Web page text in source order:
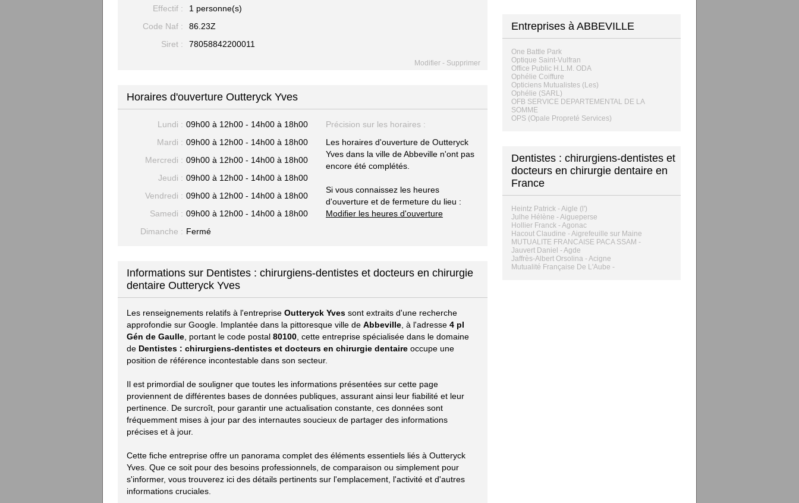
Effectif :
1 personne(s)
Code Naf :
86.23Z
Siret :
78058842200011
Modifier - Supprimer
Horaires d'ouverture Outteryck Yves
Lundi : 09h00 à 12h00 - 14h00 à 18h00
Mardi : 09h00 à 12h00 - 14h00 à 18h00
Mercredi : 09h00 à 12h00 - 14h00 à 18h00
Jeudi : 09h00 à 12h00 - 14h00 à 18h00
Vendredi : 09h00 à 12h00 - 14h00 à 18h00
Samedi : 09h00 à 12h00 - 14h00 à 18h00
Dimanche : Fermé
Précision sur les horaires :
Les horaires d'ouverture de Outteryck
Yves dans la ville de Abbeville n'ont pas
encore été complétés.
Si vous connaissez les heures
d'ouverture et de fermeture du lieu :
Modifier les heures d'ouverture
Informations sur Dentistes : chirurgiens-dentistes et docteurs en chirurgie
dentaire Outteryck Yves
Les renseignements relatifs à l'entreprise Outteryck Yves sont extraits d'une recherche
approfondie sur Google. Implantée dans la pittoresque ville de Abbeville , à l'adresse 4 pl
Gén de Gaulle , portant le code postal 80100 , cette entreprise spécialisée dans le domaine
de Dentistes : chirurgiens-dentistes et docteurs en chirurgie dentaire occupe une
position de référence incontestable dans son secteur.
Il est primordial de souligner que toutes les informations présentées sur cette page
proviennent de différentes bases de données publiques, assurant ainsi leur fiabilité et leur
pertinence. De surcroît, pour garantir une actualisation constante, ces données sont
fréquemment mises à jour par des internautes soucieux de partager des informations
précises et à jour.
Cette fiche entreprise offre un panorama complet des éléments essentiels liés à Outteryck
Yves. Que ce soit pour des besoins professionnels, de comparaison ou simplement pour
s'informer, vous trouverez ici des détails pertinents sur l'emplacement, l'activité et d'autres
informations cruciales.
Entreprises à ABBEVILLE
One Battle Park
Optique Saint-Vulfran
Office Public H.L.M. ODA
Ophélie Coiffure
Opticiens Mutualistes (Les)
Ophélie (SARL)
OFB SERVICE DEPARTEMENTAL DE LA
SOMME
OPS (Opale Propreté Services)
Dentistes : chirurgiens-dentistes et
docteurs en chirurgie dentaire en
France
Heintz Patrick - Aigle (l')
Julhe Hélène - Aigueperse
Hollier Franck - Agonac
Hacout Claudine - Aigrefeuille sur Maine
MUTUALITE FRANCAISE PACA SSAM -
Jauvert Daniel - Agde
Jaffrès-Albert Orsolina - Acigne
Mutualité Française De L'Aube -